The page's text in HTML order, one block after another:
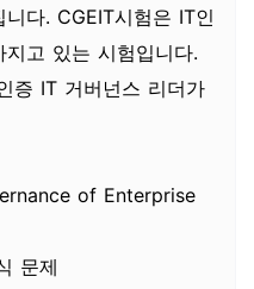
다. CGEIT시험은 IT인
고 있는 시험입니다.
증 IT 거버넌스 리더가
of Enterprise
문제